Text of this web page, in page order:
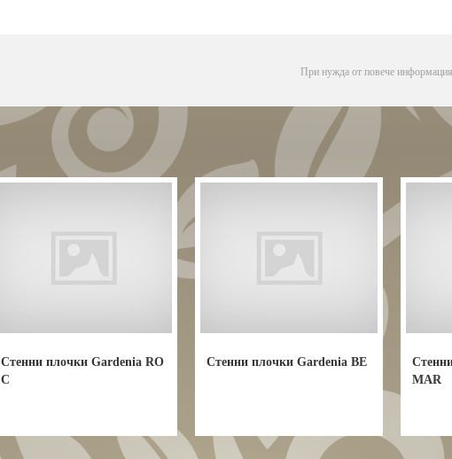
При нужда от повече
Стенни плочки Gardenia RO
C
Стенни плочки Gardenia BE
MAR